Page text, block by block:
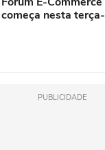
começa nesta
PUBLICIDADE